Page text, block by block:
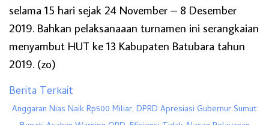
selama 15 hari sejak 24 November – 8 Desember
2019. Bahkan pelaksanaaan turnamen ini serangkaian
menyambut HUT ke 13 Kabupaten Batubara tahun
2019. (zo)
Berita Terkait
Anggaran Nias Naik Rp500 Miliar, DPRD Apresiasi Gubernur Sumut